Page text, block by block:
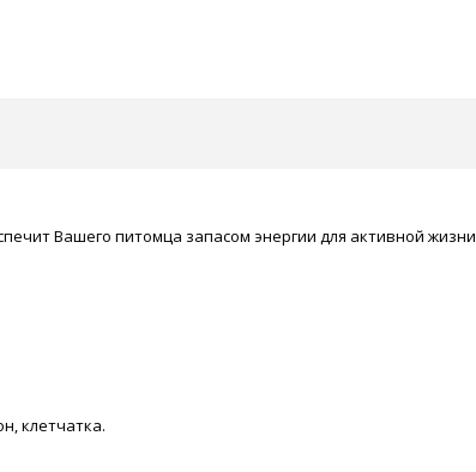
Вашего питомца запасом энергии для активной
клетчатка.